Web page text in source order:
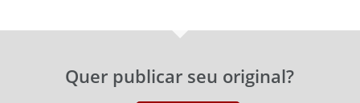
Quer publicar seu original?